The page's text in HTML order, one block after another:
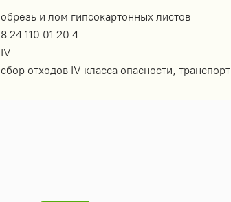
обрезь и лом гипсокартонных листов
8 24 110 01 20 4
IV
сбор отходов IV класса опасности,